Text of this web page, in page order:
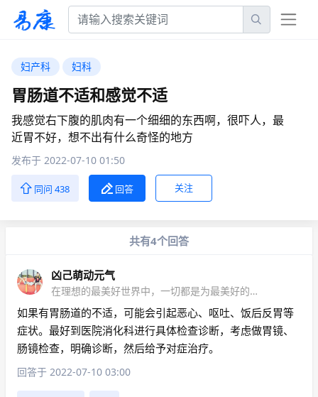
妇产科 妇科
胃肠道不适和感觉不适
我感觉右下腹的肌肉有一个细细的东西啊，很吓人，最
近胃不好，想不出有什么奇怪的地方
发布于 2022-07-10 01:50
同问 438 回答 关注
共有4个回答
凶己萌动元气
在理想的最美好世界中，一切都是为最美好的目的而设
如果有胃肠道的不适，可能会引起恶心、呕吐、饭后反胃等
症状。最好到医院消化科进行具体检查诊断，考虑做胃镜、
肠镜检查，明确诊断，然后给予对症治疗。
回答于 2022-07-10 03:00